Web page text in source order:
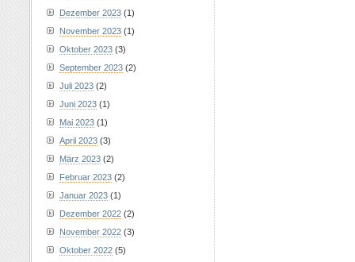
Dezember 2023 (1)
November 2023 (1)
Oktober 2023 (3)
September 2023 (2)
Juli 2023 (2)
Juni 2023 (1)
Mai 2023 (1)
April 2023 (3)
März 2023 (2)
Februar 2023 (2)
Januar 2023 (1)
Dezember 2022 (2)
November 2022 (3)
Oktober 2022 (5)